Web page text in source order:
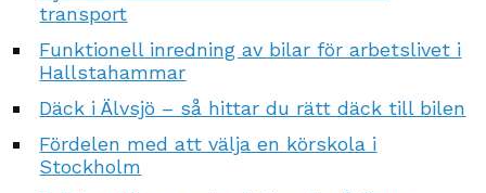
transport
Funktionell inredning av bilar för arbetslivet i
Hallstahammar
Däck i Älvsjö – så hittar du rätt däck till bilen
Fördelen med att välja en körskola i
Stockholm